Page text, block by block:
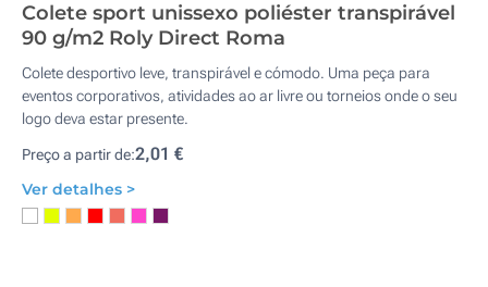
Colete sport unissexo poliéster transpirável
90 g/m2 Roly Direct Roma
Colete desportivo leve, transpirável e cómodo. Uma peça para
eventos corporativos, atividades ao ar livre ou torneios onde o seu
logo deva estar presente.
Preço a partir de:2,01 €
Ver detalhes >